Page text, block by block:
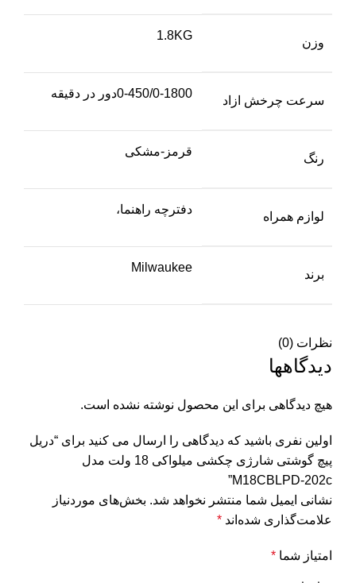
وزن
1.8KG
سرعت چرخش ازاد
0-450/0-1800دور در دقیقه
رنگ
قرمز-مشکی
لوازم همراه
دفترچه راهنما،
برند
Milwaukee
نظرات (0)
دیدگاهها
هیچ دیدگاهی برای این محصول نوشته نشده است.
اولین نفری باشید که دیدگاهی را ارسال می کنید برای “دریل
پیچ گوشتی شارژی چکشی میلواکی 18 ولت مدل
M18CBLPD-202c”
نشانی ایمیل شما منتشر نخواهد شد. بخش‌های موردنیاز
علامت‌گذاری شده‌اند *
امتیاز شما *